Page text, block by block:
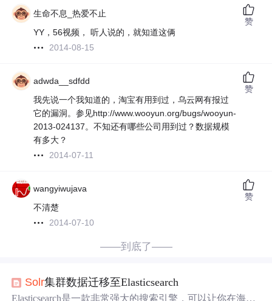
生命不息_热爱不止
YY，56视频， 听人说的，就知道这俩
2014-08-15
赞
adwda__sdfdd
我先说一个我知道的，淘宝有用到过，乌云网有报过
它的漏洞。参见http://www.wooyun.org/bugs/wooyun-
2013-024137。不知还有哪些公司用到过？数据规模
有多大？
2014-07-11
赞
wangyiwujava
不清楚
2014-07-10
赞
——到底了——
Solr集群数据迁移至Elasticsearch
Elasticsearch是一款非常强大的搜索引擎，可以让你在海量